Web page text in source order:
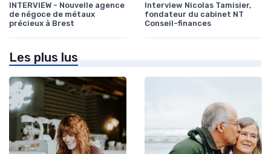
INTERVIEW - Nouvelle agence
de négoce de métaux
précieux à Brest
Interview Nicolas Tamisier,
fondateur du cabinet NT
Conseil-finances
Les plus lus